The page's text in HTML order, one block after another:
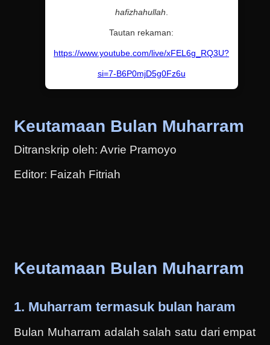
hafizhahullah.
Tautan rekaman:
https://www.youtube.com/live/xFEL6g_RQ3U?
si=7-B6P0mjD5g0Fz6u
Keutamaan Bulan Muharram
Ditranskrip oleh: Avrie Pramoyo
Editor: Faizah Fitriah
Keutamaan Bulan Muharram
1. Muharram termasuk bulan haram
Bulan Muharram adalah salah satu dari empat